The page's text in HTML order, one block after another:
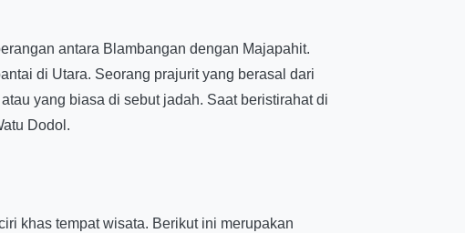
antara Blambangan dengan Majapahit.
di Utara. Seorang prajurit yang berasal dari
yang biasa di sebut jadah. Saat beristirahat di
Dodol.
khas tempat wisata. Berikut ini merupakan